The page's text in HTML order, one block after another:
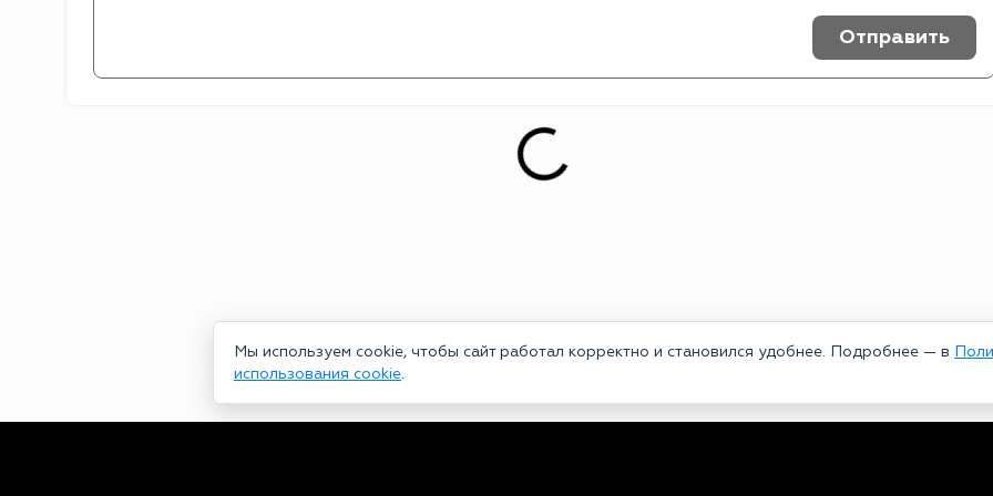
Мы используем cookie, чтобы сайт работал корректно и становился удобнее. Подробнее — в
использования cookie.
Отправить